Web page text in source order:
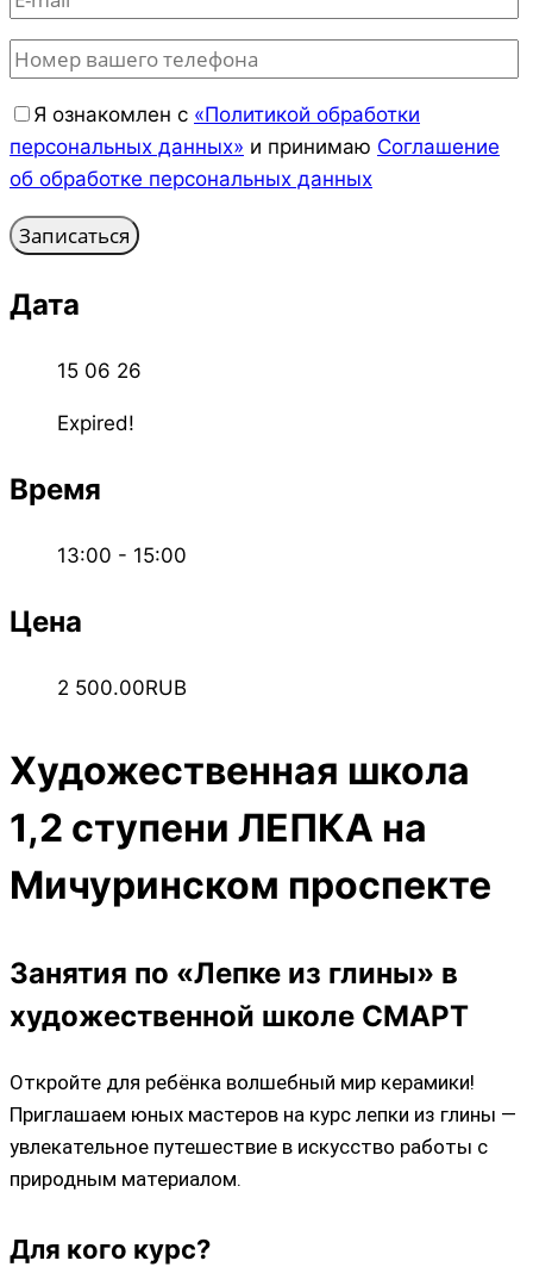
Я ознакомлен с «Политикой обработки
персональных данных» и принимаю Соглашение
об обработке персональных данных
Дата
15 06 26
Expired!
Время
13:00 - 15:00
Цена
2 500.00RUB
Художественная школа
1,2 ступени ЛЕПКА на
Мичуринском проспекте
Занятия по «Лепке из глины» в
художественной школе СМАРТ
Откройте для ребёнка волшебный мир керамики!
Приглашаем юных мастеров на курс лепки из глины —
увлекательное путешествие в искусство работы с
природным материалом.
Для кого курс?